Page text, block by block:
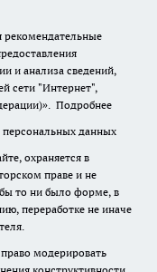
и анализа сведений,
сети "Интернет",
Подробнее
данных
охраняется в
праве и не
то ни было форме, в
переработке не иначе
модерировать